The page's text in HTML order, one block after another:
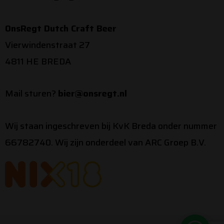
OnsRegt Dutch Craft Beer
Vierwindenstraat 27
4811 HE BREDA
Mail sturen? bier@onsregt.nl
Wij staan ingeschreven bij KvK Breda onder nummer
66782740. Wij zijn onderdeel van ARC Groep B.V.